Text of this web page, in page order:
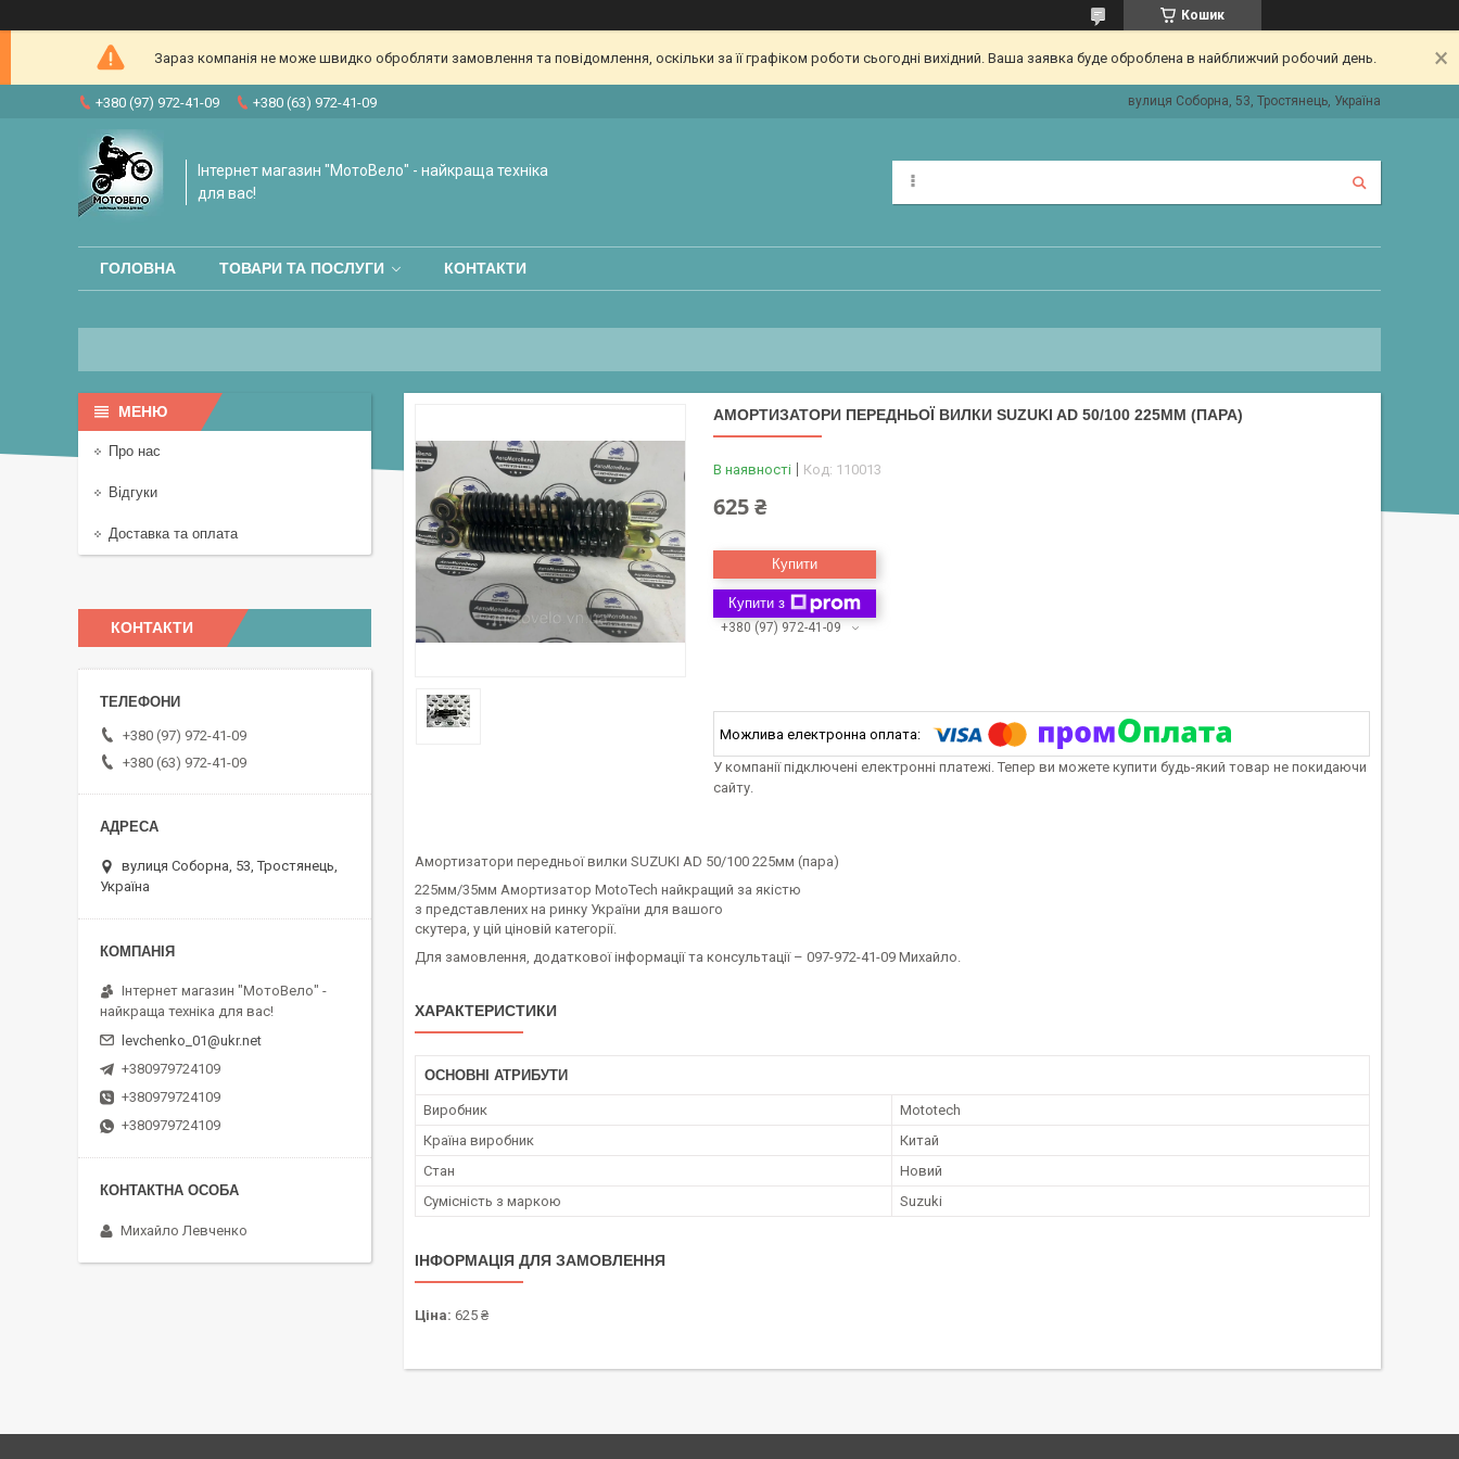
Кошик
Зараз компанія не може швидко обробляти замовлення та повідомлення, оскільки за її графіком роботи сьогодні вихідний. Ваша заявка буде оброблена в найближчий робочий день.
+380 (97) 972-41-09 +380 (63) 972-41-09 вулиця Соборна, 53, Тростянець, Україна
Інтернет магазин "МотоВело" - найкраща техніка
для вас!
ГОЛОВНА ТОВАРИ ТА ПОСЛУГИ КОНТАКТИ
АМОРТИЗАТОРИ ПЕРЕДНЬОЇ ВИЛКИ SUZUKI AD 50/100 225ММ (ПАРА)
В наявності Код: 110013
625 ₴
Купити
Купити з
+380 (97) 972-41-09
У компанії підключені електронні платежі. Тепер ви можете купити будь-який товар не покидаючи
сайту.
Амортизатори передньої вилки SUZUKI AD 50/100 225мм (пара)
225мм/35мм Амортизатор MotoTech найкращий за якістю
з представлених на ринку України для вашого
скутера, у цій ціновій категорії.
Для замовлення, додаткової інформації та консультації – 097-972-41-09 Михайло.
ХАРАКТЕРИСТИКИ
ОСНОВНІ АТРИБУТИ
Виробник
Mototech
Країна виробник
Китай
Стан
Новий
Сумісність з маркою
Suzuki
ІНФОРМАЦІЯ ДЛЯ ЗАМОВЛЕННЯ
Ціна: 625 ₴
Про нас
Відгуки
Доставка та оплата
КОНТАКТИ
+380 (97) 972-41-09
+380 (63) 972-41-09
вулиця Соборна, 53, Тростянець,
Україна
Інтернет магазин "МотоВело" -
найкраща техніка для вас!
levchenko_01@ukr.net
+380979724109
+380979724109
+380979724109
Михайло Левченко